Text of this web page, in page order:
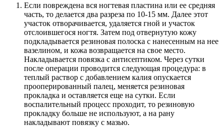
Если повреждена вся ногтевая пластина или ее средняя
часть, то делается два разреза по 10-15 мм. Далее этот
участок отворачивается, удаляется гной и участок
отслоившегося ногтя. Затем под отвернутую кожу
подкладывается резиновая полоска с нанесенным на нее
вазелином, и кожа возвращается на свое место.
Накладывается повязка с антисептиком. Через сутки
после операции проводится следующая процедура: в
теплый раствор с добавлением калия опускается
прооперированный палец, меняется резиновая
прокладка и оставляется еще на сутки. Если
воспалительный процесс проходит, то резиновую
прокладку больше не используют, а на рану
накладывают повязку с мазью.